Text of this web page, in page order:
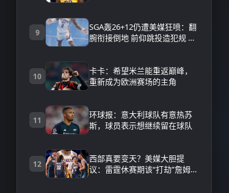
9
SGA轰26+12仍遭美媒狂喷：翻
腕衔接倒地 前仰跳投造犯规 假
10
卡卡：希望米兰能重返巅峰，
重新成为欧洲赛场的主角
11
环球报：意大利球队有意热苏
斯，球员表示想继续留在球队
12
西部真要变天？美媒大胆提
议：雷霆休赛期该“打劫”詹姆